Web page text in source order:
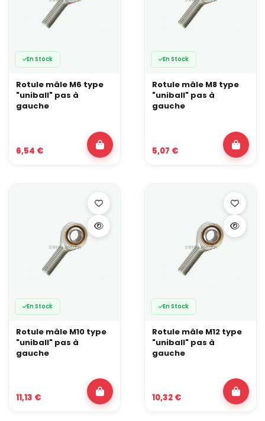
En Stock
Rotule mâle M6 type
"uniball" pas à
gauche
6,54 €
En Stock
Rotule mâle M8 type
"uniball" pas à
gauche
5,07 €
En Stock
Rotule mâle M10 type
"uniball" pas à
gauche
11,13 €
En Stock
Rotule mâle M12 type
"uniball" pas à
gauche
10,32 €